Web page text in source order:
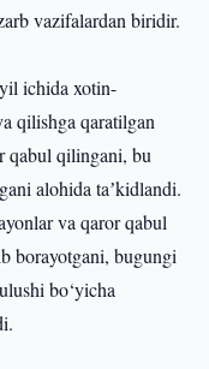
vazifalardan biridir.
ichida xotin-
qilishga qaratilgan
qabul qilingani, bu
alohida taʼkidlandi.
va qaror qabul
borayotgani, bugungi
bo‘yicha